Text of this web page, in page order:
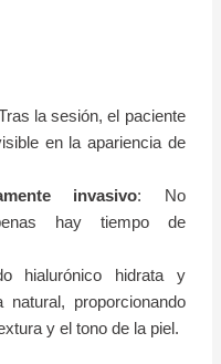
la sesión, el paciente
en la apariencia de
invasivo: No
hay tiempo de
hialurónico hidrata y
proporcionando
y el tono de la piel.